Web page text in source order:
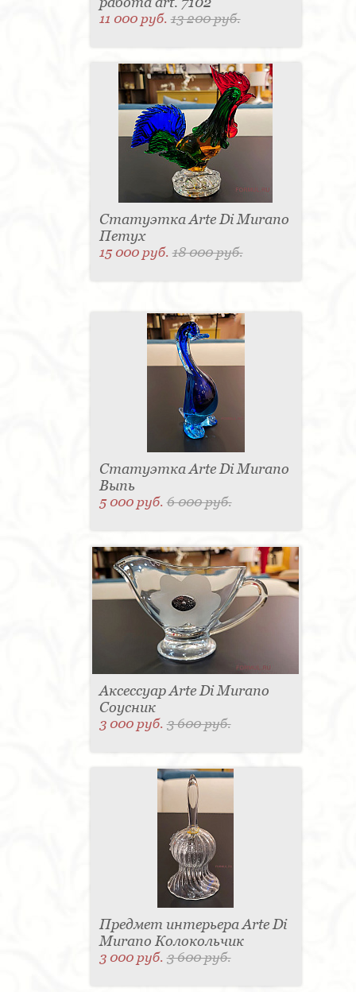
11 000 руб.13 200 руб.
Статуэтка Arte Di Murano
Петух
15 000 руб.18 000 руб.
Статуэтка Arte Di Murano
Выпь
5 000 руб.6 000 руб.
Аксессуар Arte Di Murano
Соусник
3 000 руб.3 600 руб.
Предмет интерьера Arte Di
Murano Колокольчик
3 000 руб.3 600 руб.